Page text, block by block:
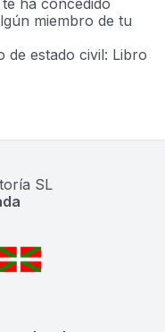
ha concedido
miembro de tu
de estado civil: Libro
SL